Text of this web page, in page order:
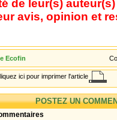
de leur(s)
avis, opinion et
Ecofin
ici pour imprimer l'article
POSTEZ UN